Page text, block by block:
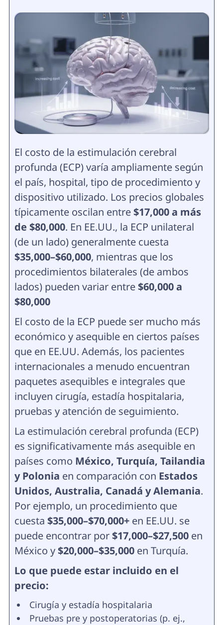
El costo de la estimulación cerebral
profunda (ECP) varía ampliamente según
el país, hospital, tipo de procedimiento y
dispositivo utilizado. Los precios globales
típicamente oscilan entre $17,000 a más
de $80,000. En EE.UU., la ECP unilateral
(de un lado) generalmente cuesta
$35,000–$60,000, mientras que los
procedimientos bilaterales (de ambos
lados) pueden variar entre $60,000 a
$80,000
El costo de la ECP puede ser mucho más
económico y asequible en ciertos países
que en EE.UU. Además, los pacientes
internacionales a menudo encuentran
paquetes asequibles e integrales que
incluyen cirugía, estadía hospitalaria,
pruebas y atención de seguimiento.
La estimulación cerebral profunda (ECP)
es significativamente más asequible en
países como México, Turquía, Tailandia
y Polonia en comparación con Estados
Unidos, Australia, Canadá y Alemania.
Por ejemplo, un procedimiento que
cuesta $35,000–$70,000+en EE.UU. se
puede encontrar por $17,000–$27,500en
México y $20,000–$35,000en Turquía.
Lo que puede estar incluido en el
precio:
Cirugía y estadía hospitalaria
Pruebas pre y postoperatorias (p. ej.,